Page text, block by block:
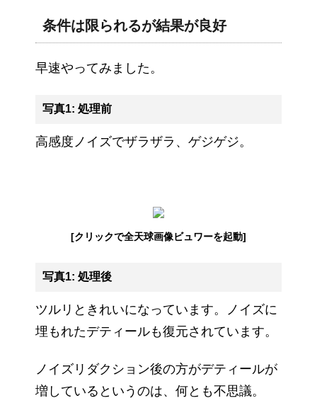
条件は限られるが結果が良好
早速やってみました。
写真1: 処理前
高感度ノイズでザラザラ、ゲジゲジ。
[クリックで全天球画像ビュワーを起動]
写真1: 処理後
ツルリときれいになっています。ノイズに
埋もれたデティールも復元されています。
ノイズリダクション後の方がデティールが
増しているというのは、何とも不思議。